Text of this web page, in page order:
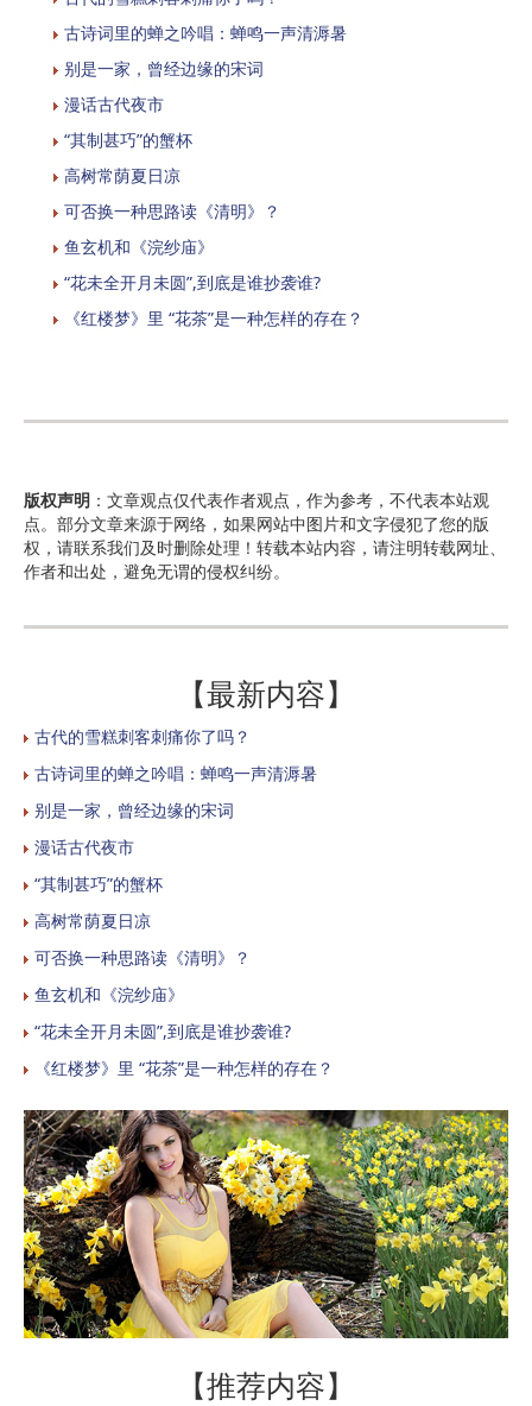
古诗词里的蝉之吟唱：蝉鸣一声清溽暑
别是一家，曾经边缘的宋词
漫话古代夜市
“其制甚巧”的蟹杯
高树常荫夏日凉
可否换一种思路读《清明》？
鱼玄机和《浣纱庙》
“花未全开月未圆”,到底是谁抄袭谁?
《红楼梦》里 “花茶”是一种怎样的存在？
版权声明 ：文章观点仅代表作者观点，作为参考，不代表本站观
点。部分文章来源于网络，如果网站中图片和文字侵犯了您的版
权，请联系我们及时删除处理！转载本站内容，请注明转载网址、
作者和出处，避免无谓的侵权纠纷。
【最新内容】
古代的雪糕刺客刺痛你了吗？
古诗词里的蝉之吟唱：蝉鸣一声清溽暑
别是一家，曾经边缘的宋词
漫话古代夜市
“其制甚巧”的蟹杯
高树常荫夏日凉
可否换一种思路读《清明》？
鱼玄机和《浣纱庙》
“花未全开月未圆”,到底是谁抄袭谁?
《红楼梦》里 “花茶”是一种怎样的存在？
【推荐内容】